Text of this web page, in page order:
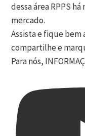
dessa área RPPS há
mercado.
Assista e fique
compartilhe e
Para nós,